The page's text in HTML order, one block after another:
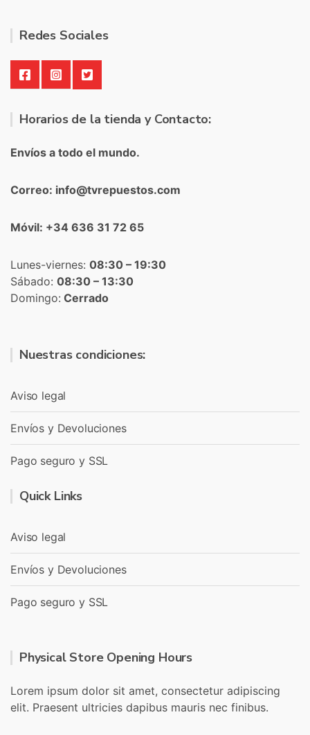
Redes Sociales
Horarios de la tienda y Contacto:
Envíos a todo el mundo.
Correo: info@tvrepuestos.com
Móvil: +34 636 31 72 65
Lunes-viernes: 08:30 – 19:30
Sábado: 08:30 – 13:30
Domingo: Cerrado
Nuestras condiciones:
Aviso legal
Envíos y Devoluciones
Pago seguro y SSL
Quick Links
Aviso legal
Envíos y Devoluciones
Pago seguro y SSL
Physical Store Opening Hours
Lorem ipsum dolor sit amet, consectetur adipiscing
elit. Praesent ultricies dapibus mauris nec finibus.